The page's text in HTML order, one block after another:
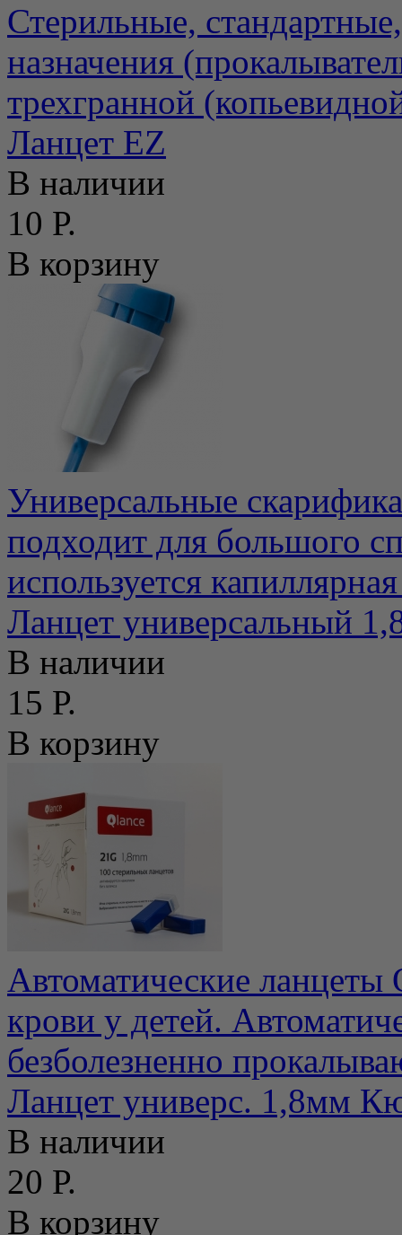
Стерильные,
назначения
трехгранной
Ланцет EZ
В наличии
10 Р.
В корзину
Универсальные
подходит для большого
используется
Ланцет универсальный
В наличии
15 Р.
В корзину
Автоматические ланцеты
крови у детей.
безболезненно
Ланцет универс. 1,8мм
В наличии
20 Р.
В корзину